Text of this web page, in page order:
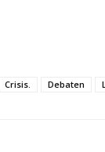
Crisis. Debaten